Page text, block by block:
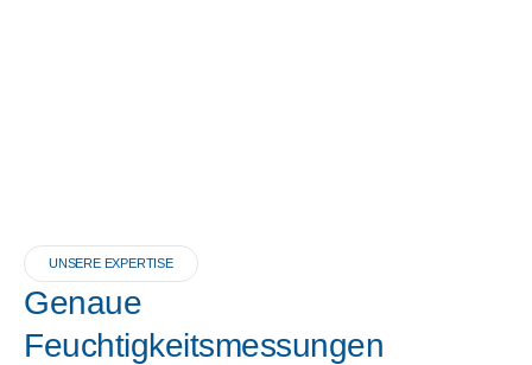
UNSERE EXPERTISE
Genaue
Feuchtigkeitsmessungen